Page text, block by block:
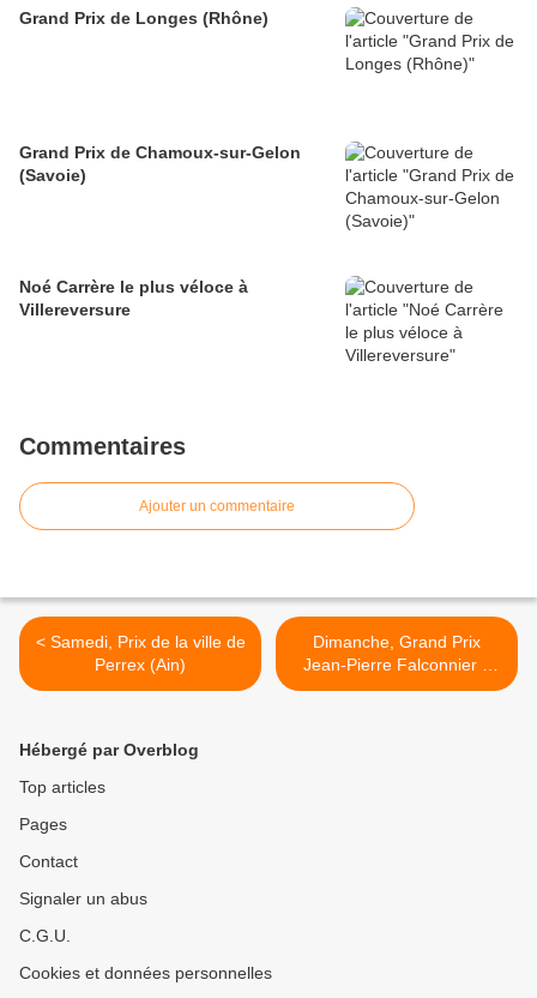
Grand Prix de Longes (Rhône)
Grand Prix de Chamoux-sur-Gelon
(Savoie)
Noé Carrère le plus véloce à
Villereversure
Commentaires
Ajouter un commentaire
< Samedi, Prix de la ville de
Perrex (Ain)
Dimanche, Grand Prix
Jean-Pierre Falconnier à
Culoz (Ain) >
Hébergé par Overblog
Top articles
Pages
Contact
Signaler un abus
C.G.U.
Cookies et données personnelles